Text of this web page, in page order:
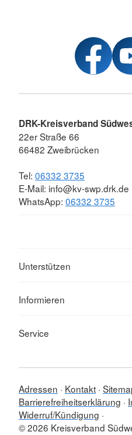
DRK-Kreisverband
22er Straße 66
66482 Zweibrücken
Tel: 06332 3735
E-Mail: info@kv-swp.drk.de
WhatsApp: 06332 3735
Unterstützen
Informieren
Service
Adressen Kontakt
Barrierefreiheitserklärung
Widerruf/Kündigung
© 2026 Kreisverband